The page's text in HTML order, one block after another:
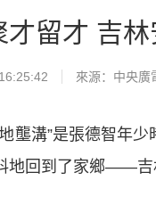
才留才 吉
來源：中央廣
溝”是張德智年少
地回到了家鄉——吉